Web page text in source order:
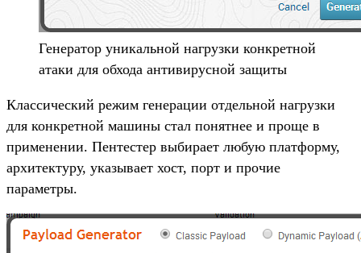
Генератор уникальной нагрузки конкретной
атаки для обхода антивирусной защиты
Классический режим генерации отдельной нагрузки
для конкретной машины стал понятнее и проще в
применении. Пентестер выбирает любую платформу,
архитектуру, указывает хост, порт и прочие
параметры.